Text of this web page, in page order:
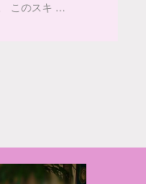
このスキ ...